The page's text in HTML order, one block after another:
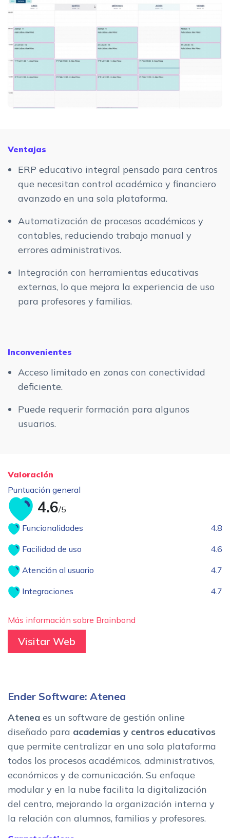
Ventajas
ERP educativo integral pensado para centros
que necesitan control académico y financiero
avanzado en una sola plataforma.
Automatización de procesos académicos y
contables, reduciendo trabajo manual y
errores administrativos.
Integración con herramientas educativas
externas, lo que mejora la experiencia de uso
para profesores y familias.
Inconvenientes
Acceso limitado en zonas con conectividad
deficiente.
Puede requerir formación para algunos
usuarios.
Valoración
Puntuación general
4.6/5
Funcionalidades
4.8
Facilidad de uso 4.6
Atención al usuario 4.7
Integraciones 4.7
Más información sobre Brainbond
Visitar Web
Ender Software: Atenea
Atenea es un software de gestión online
diseñado para academias y centros educativos
que permite centralizar en una sola plataforma
todos los procesos académicos, administrativos,
económicos y de comunicación. Su enfoque
modular y en la nube facilita la digitalización
del centro, mejorando la organización interna y
la relación con alumnos, familias y profesores.